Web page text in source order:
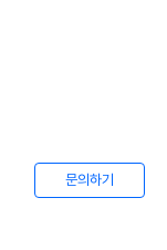
문의하기